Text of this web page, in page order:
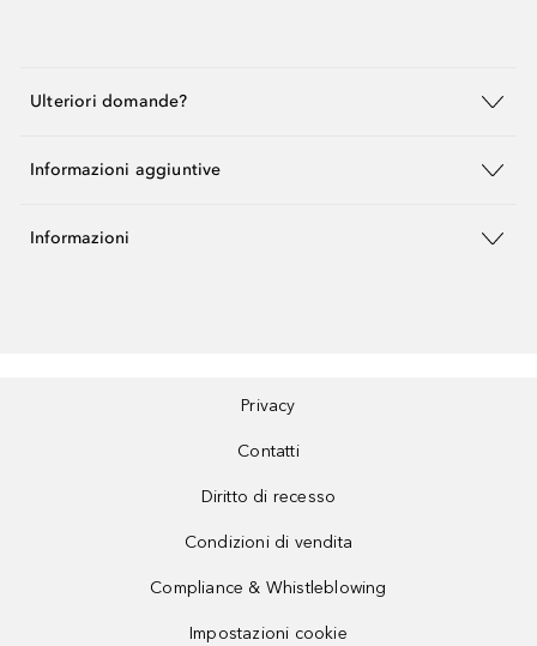
Ulteriori domande?
Informazioni aggiuntive
Informazioni
Privacy
Contatti
Diritto di recesso
Condizioni di vendita
Compliance & Whistleblowing
Impostazioni cookie